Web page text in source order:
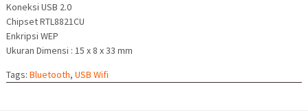
Koneksi USB 2.0
Chipset RTL8821CU
Enkripsi WEP
Ukuran Dimensi : 15 x 8 x 33 mm
Tags: Bluetooth, USB Wifi